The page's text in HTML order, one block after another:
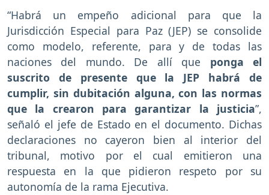
“Habrá un empeño adicional para que la
Jurisdicción Especial para Paz (JEP) se consolide
como modelo, referente, para y de todas las
naciones del mundo. De allí que ponga el
suscrito de presente que la JEP habrá de
cumplir, sin dubitación alguna, con las normas
que la crearon para garantizar la justicia”,
señaló el jefe de Estado en el documento. Dichas
declaraciones no cayeron bien al interior del
tribunal, motivo por el cual emitieron una
respuesta en la que pidieron respeto por su
autonomía de la rama Ejecutiva.